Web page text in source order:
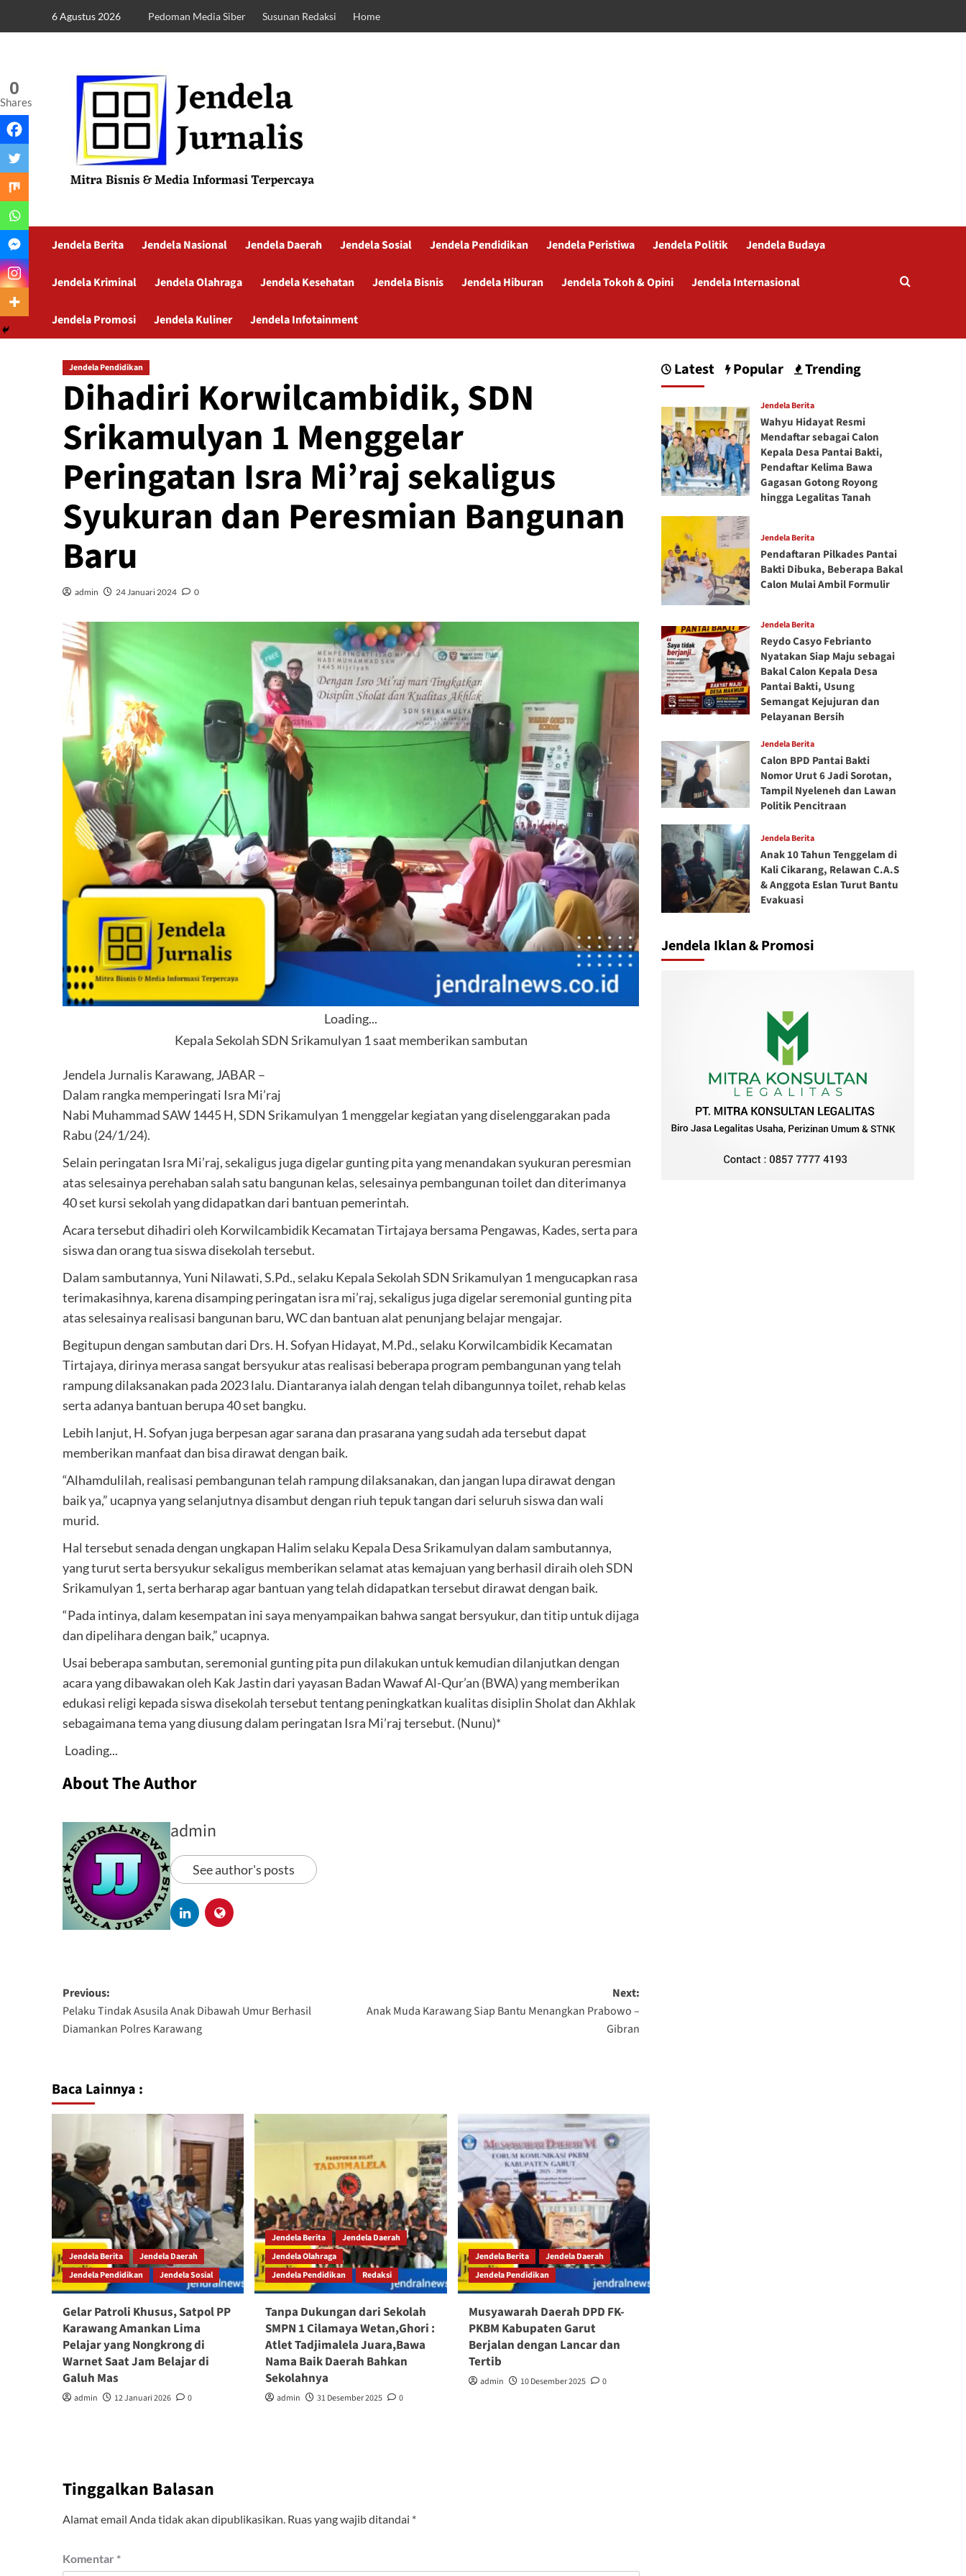
6 Agustus 2026 Pedoman Media Siber Susunan Redaksi Home
Jendela Berita Jendela Nasional Jendela Daerah Jendela Sosial Jendela Pendidikan Jendela Peristiwa Jendela Politik Jendela Budaya
Jendela Kriminal Jendela Olahraga Jendela Kesehatan Jendela Bisnis Jendela Hiburan Jendela Tokoh & Opini Jendela Internasional
Jendela Promosi Jendela Kuliner Jendela Infotainment
Jendela Pendidikan
Dihadiri Korwilcambidik, SDN
Srikamulyan 1 Menggelar
Peringatan Isra Mi’raj sekaligus
Syukuran dan Peresmian Bangunan
Baru
admin 24 Januari 2024 0
Loading...
Kepala Sekolah SDN Srikamulyan 1 saat memberikan sambutan
Jendela Jurnalis Karawang, JABAR –
Dalam rangka memperingati Isra Mi’raj
Nabi Muhammad SAW 1445 H, SDN Srikamulyan 1 menggelar kegiatan yang diselenggarakan pada
Rabu (24/1/24).
Selain peringatan Isra Mi’raj, sekaligus juga digelar gunting pita yang menandakan syukuran peresmian
atas selesainya perehaban salah satu bangunan kelas, selesainya pembangunan toilet dan diterimanya
40 set kursi sekolah yang didapatkan dari bantuan pemerintah.
Acara tersebut dihadiri oleh Korwilcambidik Kecamatan Tirtajaya bersama Pengawas, Kades, serta para
siswa dan orang tua siswa disekolah tersebut.
Dalam sambutannya, Yuni Nilawati, S.Pd., selaku Kepala Sekolah SDN Srikamulyan 1 mengucapkan rasa
terimakasihnya, karena disamping peringatan isra mi’raj, sekaligus juga digelar seremonial gunting pita
atas selesainya realisasi bangunan baru, WC dan bantuan alat penunjang belajar mengajar.
Begitupun dengan sambutan dari Drs. H. Sofyan Hidayat, M.Pd., selaku Korwilcambidik Kecamatan
Tirtajaya, dirinya merasa sangat bersyukur atas realisasi beberapa program pembangunan yang telah
rampung dilaksanakan pada 2023 lalu. Diantaranya ialah dengan telah dibangunnya toilet, rehab kelas
serta adanya bantuan berupa 40 set bangku.
Lebih lanjut, H. Sofyan juga berpesan agar sarana dan prasarana yang sudah ada tersebut dapat
memberikan manfaat dan bisa dirawat dengan baik.
“Alhamdulilah, realisasi pembangunan telah rampung dilaksanakan, dan jangan lupa dirawat dengan
baik ya,” ucapnya yang selanjutnya disambut dengan riuh tepuk tangan dari seluruh siswa dan wali
murid.
Hal tersebut senada dengan ungkapan Halim selaku Kepala Desa Srikamulyan dalam sambutannya,
yang turut serta bersyukur sekaligus memberikan selamat atas kemajuan yang berhasil diraih oleh SDN
Srikamulyan 1, serta berharap agar bantuan yang telah didapatkan tersebut dirawat dengan baik.
“Pada intinya, dalam kesempatan ini saya menyampaikan bahwa sangat bersyukur, dan titip untuk dijaga
dan dipelihara dengan baik,” ucapnya.
Usai beberapa sambutan, seremonial gunting pita pun dilakukan untuk kemudian dilanjutkan dengan
acara yang dibawakan oleh Kak Jastin dari yayasan Badan Wawaf Al-Qur’an (BWA) yang memberikan
edukasi religi kepada siswa disekolah tersebut tentang peningkatkan kualitas disiplin Sholat dan Akhlak
sebagaimana tema yang diusung dalam peringatan Isra Mi’raj tersebut. (Nunu)*
Loading...
About The Author
admin
See author's posts
0
Shares
Previous:
Pelaku Tindak Asusila Anak Dibawah Umur Berhasil
Diamankan Polres Karawang
Next:
Anak Muda Karawang Siap Bantu Menangkan Prabowo –
Gibran
Baca Lainnya :
Jendela Berita
Jendela Daerah
Jendela Pendidikan
Jendela Sosial
Gelar Patroli Khusus, Satpol PP
Karawang Amankan Lima
Pelajar yang Nongkrong di
Warnet Saat Jam Belajar di
Galuh Mas
admin 12 Januari 2026 0
Jendela Berita
Jendela Daerah
Jendela Olahraga
Jendela Pendidikan
Redaksi
Tanpa Dukungan dari Sekolah
SMPN 1 Cilamaya Wetan,Ghori :
Atlet Tadjimalela Juara,Bawa
Nama Baik Daerah Bahkan
Sekolahnya
admin 31 Desember 2025 0
Jendela Berita
Jendela Daerah
Jendela Pendidikan
Musyawarah Daerah DPD FK-
PKBM Kabupaten Garut
Berjalan dengan Lancar dan
Tertib‎
admin 10 Desember 2025 0
Tinggalkan Balasan
Alamat email Anda tidak akan dipublikasikan. Ruas yang wajib ditandai *
Komentar *
Latest Popular Trending
Jendela Berita
Wahyu Hidayat Resmi
Mendaftar sebagai Calon
Kepala Desa Pantai Bakti,
Pendaftar Kelima Bawa
Gagasan Gotong Royong
hingga Legalitas Tanah
Jendela Berita
Pendaftaran Pilkades Pantai
Bakti Dibuka, Beberapa Bakal
Calon Mulai Ambil Formulir
Jendela Berita
Reydo Casyo Febrianto
Nyatakan Siap Maju sebagai
Bakal Calon Kepala Desa
Pantai Bakti, Usung
Semangat Kejujuran dan
Pelayanan Bersih
Jendela Berita
Calon BPD Pantai Bakti
Nomor Urut 6 Jadi Sorotan,
Tampil Nyeleneh dan Lawan
Politik Pencitraan
Jendela Berita
Anak 10 Tahun Tenggelam di
Kali Cikarang, Relawan C.A.S
& Anggota Eslan Turut Bantu
Evakuasi
Jendela Iklan & Promosi